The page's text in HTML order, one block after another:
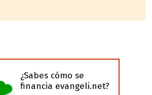
¿Sabes cómo se
financia evangeli.net?